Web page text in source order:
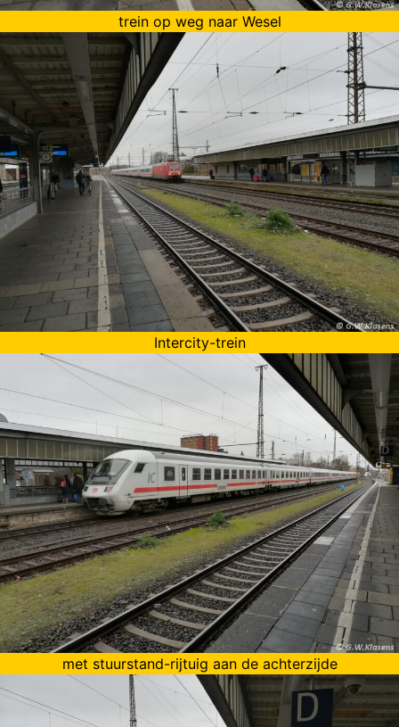
trein op weg naar Wesel
Intercity-trein
met stuurstand-rijtuig aan de achterzijde